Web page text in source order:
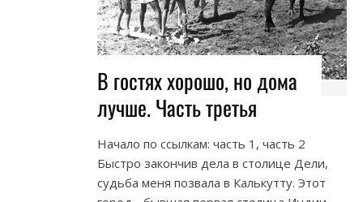
В гостях хорошо, но дома
лучше. Часть третья
Начало по ссылкам: часть 1, часть 2
Быстро закончив дела в столице Дели,
судьба меня позвала в Калькутту. Этот